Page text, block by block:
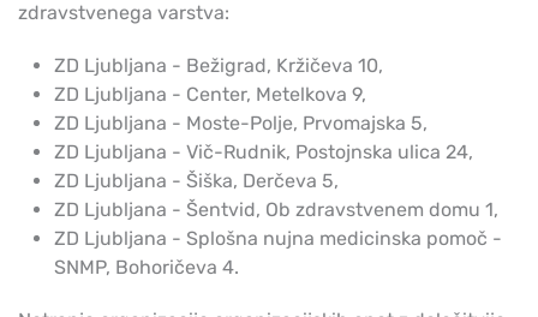
zdravstvenega varstva:
ZD Ljubljana - Bežigrad, Kržičeva 10,
ZD Ljubljana - Center, Metelkova 9,
ZD Ljubljana - Moste-Polje, Prvomajska 5,
ZD Ljubljana - Vič-Rudnik, Postojnska ulica 24,
ZD Ljubljana - Šiška, Derčeva 5,
ZD Ljubljana - Šentvid, Ob zdravstvenem domu 1,
ZD Ljubljana - Splošna nujna medicinska pomoč -
SNMP, Bohoričeva 4.